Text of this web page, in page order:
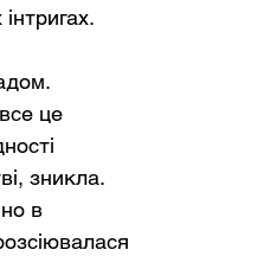
це
зникла.
в